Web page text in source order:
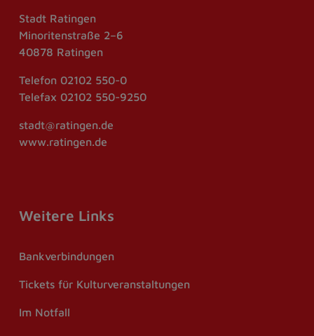
Stadt Ratingen
Minoritenstraße 2–6
40878 Ratingen
Telefon 02102 550-0
Telefax 02102 550-9250
stadt@ratingen.de
www.ratingen.de
Weitere Links
Bankverbindungen
Tickets für Kulturveranstaltungen
Im Notfall